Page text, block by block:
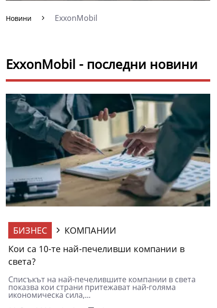
Новини ExxonMobil
ExxonMobil - последни новини
БИЗНЕС
КОМПАНИИ
Кои са 10-те най-печеливши компании в
света?
Списъкът на най-печелившите компании в света
показва кои страни притежават най-голяма
икономическа сила,...